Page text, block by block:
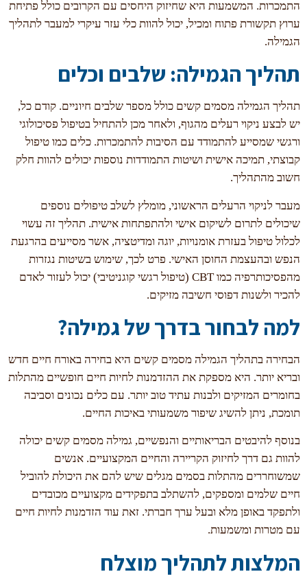
התמכרות. המשמעות היא שחיזוק היחסים עם הקרובים כולל פתיחת
ערוץ תקשורת פתוח ומכיל, יכול להוות כלי עזר עיקרי למעבר לתהליך
הגמילה.
תהליך הגמילה: שלבים וכלים
תהליך הגמילה מסמים קשים כולל מספר שלבים חיוניים. קודם כל,
יש לבצע ניקוי רעלים מהגוף, ולאחר מכן להתחיל בטיפול פסיכולוגי
ורגשי שמסייע להתמודד עם הסיבות להתמכרות. כלים כמו טיפול
קבוצתי, תמיכה אישית ושיטות התמודדות נוספות יכולים להוות חלק
חשוב מהתהליך.
מעבר לניקוי הרעלים הראשוני, מומלץ לשלב טיפולים נוספים
שיכולים לתרום לשיקום אישי ולהתפתחות אישית. תהליך זה עשוי
לכלול טיפול בעזרת אומנויות, יוגה ומדיטציה, אשר מסייעים בהרגעת
הנפש ובהעצמת החוסן האישי. פרט לכך, שימוש בשיטות נגזרות
מהפסיכותרפיה כמו CBT (טיפול רגשי קוגניטיבי) יכול לעזור לאדם
להכיר ולשנות דפוסי חשיבה מזיקים.
למה לבחור בדרך של גמילה?
הבחירה בתהליך הגמילה מסמים קשים היא בחירה באורח חיים חדש
ובריא יותר. היא מספקת את ההזדמנות לחיות חיים חופשיים מהתלות
בחומרים המזיקים ולבנות עתיד טוב יותר. עם כלים נכונים וסביבה
תומכת, ניתן להשיג שיפור משמעותי באיכות החיים.
בנוסף להיבטים הבריאותיים והנפשיים, גמילה מסמים קשים יכולה
להוות גם דרך לחיזוק הקריירה והחיים המקצועיים. אנשים
שמשוחררים מהתלות בסמים מגלים שיש להם את היכולת להוביל
חיים שלמים ומספקים, להשתלב בתפקידים מקצועיים מכובדים
ולתפקד באופן מלא ובעל ערך חברתי. זאת עוד הזדמנות לחיות חיים
עם מטרות ומשמעות.
המלצות לתהליך מוצלח